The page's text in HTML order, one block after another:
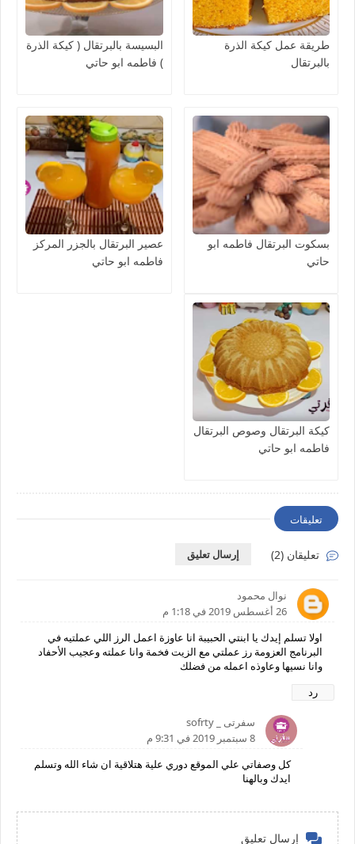
طريقة عمل كيكة الذرة
بالبرتقال
البسيسة بالبرتقال ( كيكة الذرة
) فاطمه ابو حاتي
بسكوت البرتقال فاطمه ابو
حاتي
عصير البرتقال بالجزر المركز
فاطمه ابو حاتي
كيكة البرتقال وصوص البرتقال
فاطمه ابو حاتي
تعليقات
تعليقان (2) إرسال تعليق
نوال محمود
26 أغسطس 2019 في 1:18 م
اولا تسلم إيدك يا ابنتي الحبيبة انا عاوزة اعمل الرز اللي عملتيه في
البرنامج العزومة رز عملتي مع الزيت فخمة وانا عملته وعجيب الأحفاد
وانا نسيها وعاوذه اعمله من فضلك
رد
سفرتى _ sofrty
8 سبتمبر 2019 في 9:31 م
كل وصفاتي علي الموقع دوري علية هتلاقية ان شاء الله وتسلم
ايدك وبالهنا
إرسال تعليق